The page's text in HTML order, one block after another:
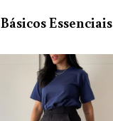
Básicos Essenciais